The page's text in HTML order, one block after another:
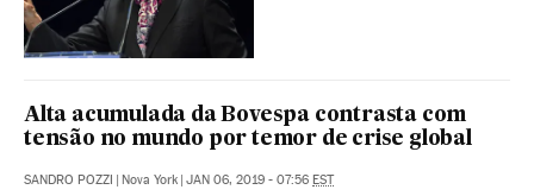
Alta acumulada da Bovespa contrasta com
tensão no mundo por temor de crise global
SANDRO POZZI | Nova York | JAN 06, 2019 - 07:56 EST